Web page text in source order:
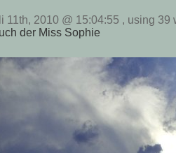
11th, 2010 @ 15:04:55 , using 39
der Miss Sophie